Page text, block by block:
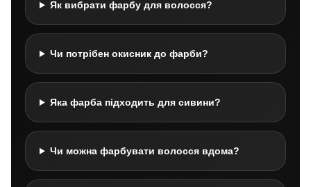
Як вибрати фарбу для волосся?
Чи потрібен окисник до фарби?
Яка фарба підходить для сивини?
Чи можна фарбувати волосся вдома?